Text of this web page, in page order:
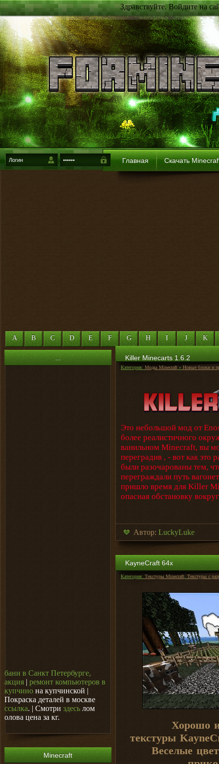
Здравствуйте. Войдите на
Главная Скачать
A B C D E F G H I J K
...
бани в Санкт Петербурге,
акция | ремонт компьютеров в
купчино на купчинской |
Покраска деталей в москве
ссылка. | Смотри здесь лом
олова цена за кг.
Minecraft
Killer Minecarts 1.6.2
Категория: Моды Minecraft » Новые блоки и
Это небольшой мод от
более реалистичного
ванильном Minecraft, вы
переградив , - вот как это
были разочарованы тем,
переграждали путь
пришло время для Killer
опасная обстановку
Автор: LuckyLuke
KayneCraft 64х
Категория: Текстуры Minecraft Текстуры с
Хорошо
текстуры
Веселые